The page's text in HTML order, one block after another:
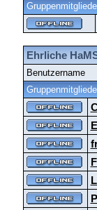
Ehrliche
Benutzername